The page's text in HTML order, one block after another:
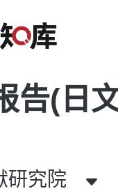
告(日
研究院